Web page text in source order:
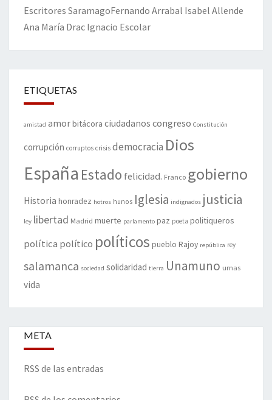
Escritores SaramagoFernando Arrabal Isabel Allende
Ana María Drac Ignacio Escolar
ETIQUETAS
amistad amorbitácora ciudadanos congreso Constitución
corrupción corruptos crisis democracia Dios
España Estado felicidad. Franco gobierno
Historia honradez hotros hunos Iglesia indignados justicia
ley libertad Madrid muerte parlamento paz poeta politiqueros
política político políticos pueblo Rajoy república rey
salamanca sociedad solidaridad tierra Unamuno urnas
vida
META
RSS de las entradas